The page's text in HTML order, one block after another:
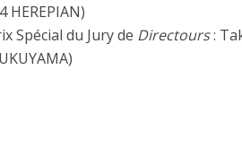
HEREPIAN)
Spécial du Jury de Directours: